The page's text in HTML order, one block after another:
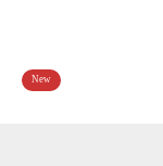
New